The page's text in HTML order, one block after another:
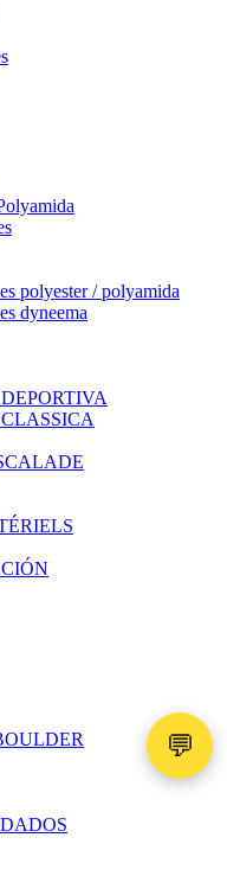
polyester / polyamida
dyneema
💬